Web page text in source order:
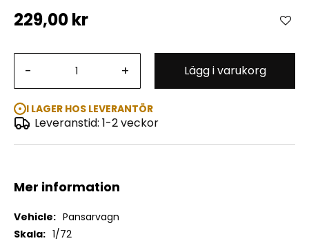
229,00 kr
- + Lägg i varukorg
I LAGER HOS LEVERANTÖR
Leveranstid: 1-2 veckor
Leopard 2A6/A6M
Mer information
Mer
information
Pansarvagn
1/72